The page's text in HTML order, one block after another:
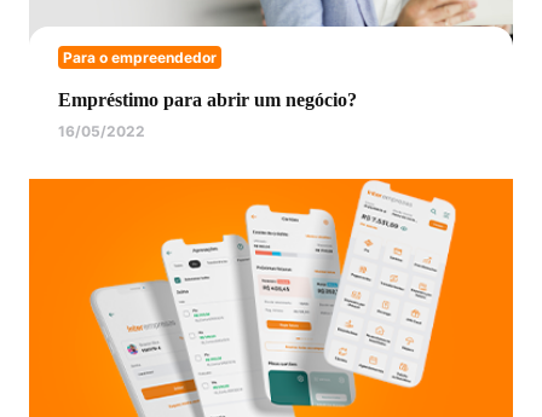
Para o empreendedor
Empréstimo para abrir um negócio?
16/05/2022